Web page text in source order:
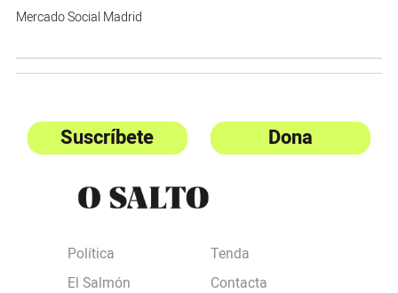
Mercado Social Madrid
Suscríbete Dona
Política
El Salmón
Tenda
Contacta